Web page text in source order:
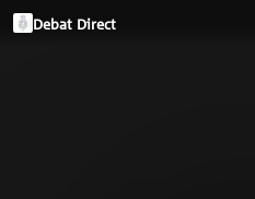
Debat Direct